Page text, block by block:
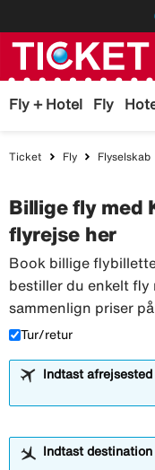
Fly + Hotel Fly
Ticket Fly Flyselskab
Billige fly med
flyrejse her
Book billige
bestiller du enkelt fly
sammenlign priser
Tur/retur
Indtast afrejsested
Indtast destination